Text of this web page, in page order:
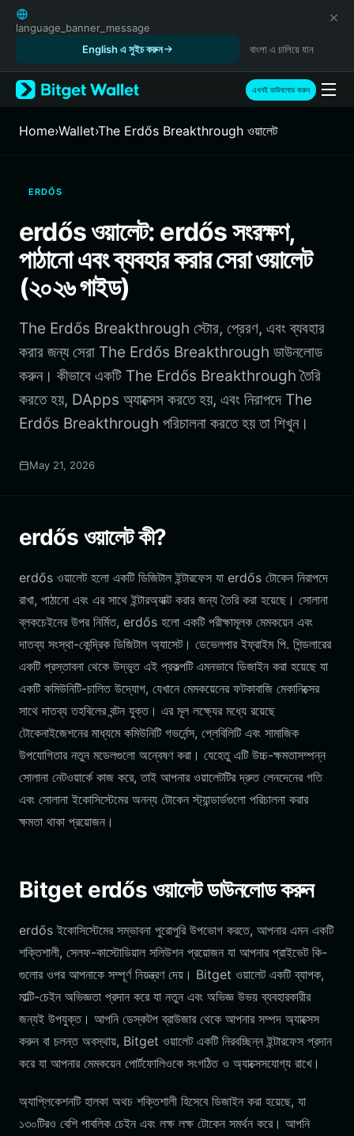
English
日本語
Русский
Español (Latinoamérica)
Türkçe
Italiano
繁體中文
Português (Portugal)
Bahasa Indonesia
ภาษาไทย
Português (Brasil)
Español (Argentina)
language_banner_message
English এ সুইচ করুন
বাংলা এ চালিয়ে যান
এখনই ডাউনলোড করুন
Home›Wallet›The Erdős Breakthrough ওয়ালেট
ERDŐS
erdős ওয়ালেট: erdős সংরক্ষণ,
পাঠানো এবং ব্যবহার করার সেরা ওয়ালেট
(২০২৬ গাইড)
The Erdős Breakthrough স্টোর, প্রেরণ, এবং ব্যবহার
করার জন্য সেরা The Erdős Breakthrough ডাউনলোড
করুন। কীভাবে একটি The Erdős Breakthrough তৈরি
করতে হয়, DApps অ্যাক্সেস করতে হয়, এবং নিরাপদে The
Erdős Breakthrough পরিচালনা করতে হয় তা শিখুন।
May 21, 2026
erdős ওয়ালেট কী?
erdős ওয়ালেট হলো একটি ডিজিটাল ইন্টারফেস যা erdős টোকেন নিরাপদে
রাখা, পাঠানো এবং এর সাথে ইন্টারঅ্যাক্ট করার জন্য তৈরি করা হয়েছে। সোলানা
ব্লকচেইনের উপর নির্মিত, erdős হলো একটি পরীক্ষামূলক মেমকয়েন এবং
দাতব্য সংস্থা-কেন্দ্রিক ডিজিটাল অ্যাসেট। ডেভেলপার ইফ্রাইম পি. শিন্ডলারের
একটি প্রস্তাবনা থেকে উদ্ভূত এই প্রকল্পটি এমনভাবে ডিজাইন করা হয়েছে যা
একটি কমিউনিটি-চালিত উদ্যোগ, যেখানে মেমকয়েনের ফটকাবাজি মেকানিক্সের
সাথে দাতব্য তহবিলের বন্টন যুক্ত। এর মূল লক্ষ্যের মধ্যে রয়েছে
টোকেনাইজেশনের মাধ্যমে কমিউনিটি গভর্নেন্স, প্লেবিলিটি এবং সামাজিক
উপযোগিতার নতুন মডেলগুলো অন্বেষণ করা। যেহেতু এটি উচ্চ-ক্ষমতাসম্পন্ন
সোলানা নেটওয়ার্কে কাজ করে, তাই আপনার ওয়ালেটটির দ্রুত লেনদেনের গতি
এবং সোলানা ইকোসিস্টেমের অনন্য টোকেন স্ট্যান্ডার্ডগুলো পরিচালনা করার
ক্ষমতা থাকা প্রয়োজন।
Bitget erdős ওয়ালেট ডাউনলোড করুন
erdős ইকোসিস্টেমের সম্ভাবনা পুরোপুরি উপভোগ করতে, আপনার এমন একটি
শক্তিশালী, সেলফ-কাস্টোডিয়াল সলিউশন প্রয়োজন যা আপনার প্রাইভেট কি-
গুলোর ওপর আপনাকে সম্পূর্ণ নিয়ন্ত্রণ দেয়। Bitget ওয়ালেট একটি ব্যাপক,
মাল্টি-চেইন অভিজ্ঞতা প্রদান করে যা নতুন এবং অভিজ্ঞ উভয় ব্যবহারকারীর
জন্যই উপযুক্ত। আপনি ডেস্কটপ ব্রাউজার থেকে আপনার সম্পদ অ্যাক্সেস
করুন বা চলন্ত অবস্থায়, Bitget ওয়ালেট একটি নিরবচ্ছিন্ন ইন্টারফেস প্রদান
করে যা আপনার মেমকয়েন পোর্টফোলিওকে সংগঠিত ও অ্যাক্সেসযোগ্য রাখে।
অ্যাপ্লিকেশনটি হালকা অথচ শক্তিশালী হিসেবে ডিজাইন করা হয়েছে, যা
১৩০টিরও বেশি পাবলিক চেইন এবং লক্ষ লক্ষ টোকেন সমর্থন করে। আপনি